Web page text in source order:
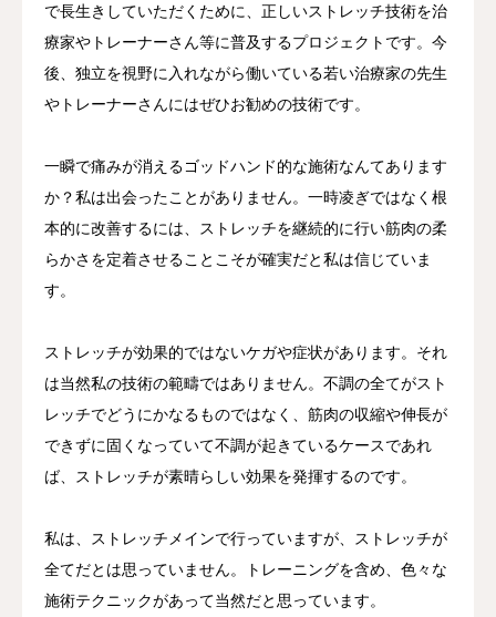
で長生きしていただくために、正しいストレッチ技術を治
療家やトレーナーさん等に普及するプロジェクトです。今
後、独立を視野に入れながら働いている若い治療家の先生
やトレーナーさんにはぜひお勧めの技術です。
一瞬で痛みが消えるゴッドハンド的な施術なんてあります
か？私は出会ったことがありません。一時凌ぎではなく根
本的に改善するには、ストレッチを継続的に行い筋肉の柔
らかさを定着させることこそが確実だと私は信じていま
す。
ストレッチが効果的ではないケガや症状があります。それ
は当然私の技術の範疇ではありません。不調の全てがスト
レッチでどうにかなるものではなく、筋肉の収縮や伸長が
できずに固くなっていて不調が起きているケースであれ
ば、ストレッチが素晴らしい効果を発揮するのです。
私は、ストレッチメインで行っていますが、ストレッチが
全てだとは思っていません。トレーニングを含め、色々な
施術テクニックがあって当然だと思っています。